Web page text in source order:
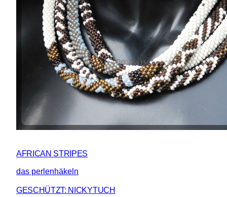
AFRICAN STRIPES
das perlenhäkeln
GESCHÜTZT: NICKYTUCH